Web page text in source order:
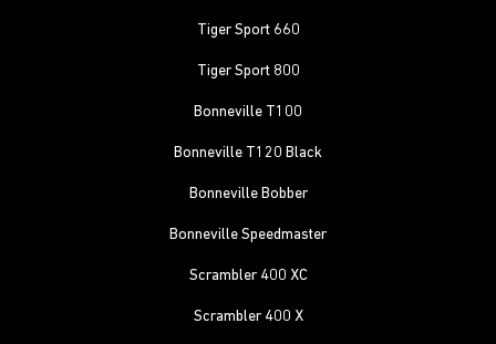
Tiger Sport 660
Tiger Sport 800
Bonneville T100
Bonneville T120 Black
Bonneville Bobber
Bonneville Speedmaster
Scrambler 400 XC
Scrambler 400 X